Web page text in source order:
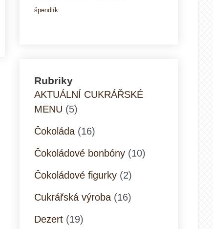
špendlík
Rubriky
AKTUÁLNÍ CUKRÁŘSKÉ
MENU (5)
Čokoláda(16)
Čokoládové bonbóny (10)
Čokoládové figurky (2)
Cukrářská výroba(16)
Dezert (19)